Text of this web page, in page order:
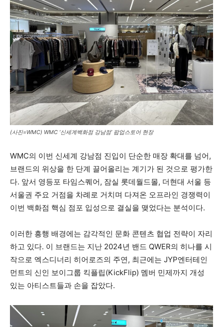
(사진=WMC) WMC ‘신세계백화점 강남점’ 팝업스토어 현장
WMC의 이번 신세계 강남점 진입이 단순한 매장 확대를 넘어,
브랜드의 위상을 한 단계 끌어올리는 계기가 된 것으로 평가한
다. 앞서 영등포 타임스퀘어, 잠실 롯데월드몰, 더현대 서울 등
서울권 주요 거점을 차례로 거치며 다져온 오프라인 경쟁력이
이번 백화점 핵심 점포 입성으로 결실을 맺었다는 분석이다.
이러한 흥행 배경에는 감각적인 문화 콘텐츠 협업 전략이 자리
하고 있다. 이 브랜드는 지난 2024년 밴드 QWER의 히나를 시
작으로 엑스디너리 히어로즈의 주연, 최근에는 JYP엔터테인
먼트의 신인 보이그룹 킥플립(KickFlip) 멤버 민제까지 개성
있는 아티스트들과 손을 잡았다.